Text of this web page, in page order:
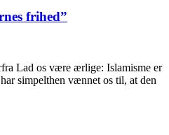
frihed”
Lad os være ærlige: Islamisme er
simpelthen vænnet os til, at den